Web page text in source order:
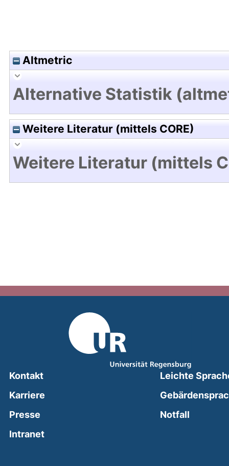
Altmetric
Alternative Statistik
Weitere Literatur (mittels CORE)
Weitere Literatur (mittels
Kontakt
Karriere
Presse
Intranet(external link, opens in a new window)
Leichte
Notfall